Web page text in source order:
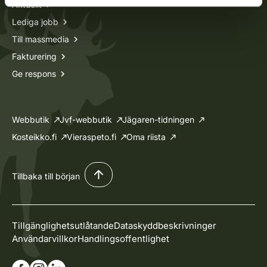
Aktuellt
Lediga jobb
Till massmedia
Fakturering
Ge respons
Webbutik Jvf-webbutik
Jägaren-tidningen
Kosteikko.fi
Vieraspeto.fi Oma riista
Tillbaka till början
TillgänglighetsutlåtandeDataskyddbeskrivninger
AnvändarvillkorHandlingsoffentlighet